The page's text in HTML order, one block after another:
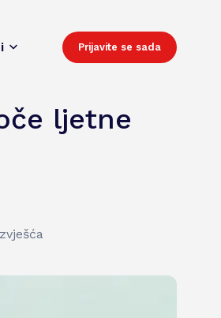
Prijavite se sada
ljetne